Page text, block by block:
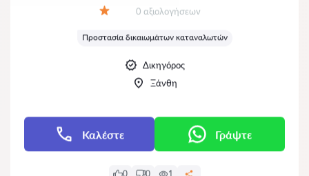
Αξιολογήσεις:
0 αξιολογήσεων
Προστασία δικαιωμάτων καταναλωτών
Δικηγόρος
Ξάνθη
Καλέστε Γράψτε
0 0 1